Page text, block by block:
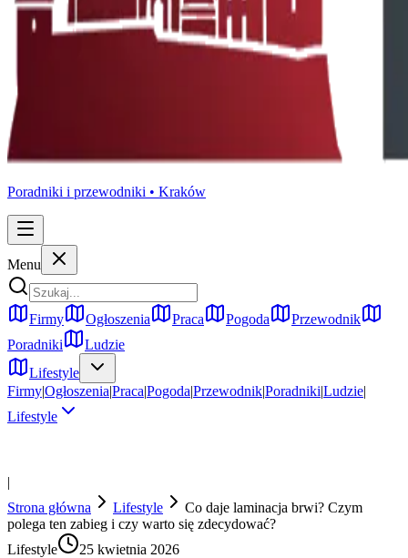
Poradniki i przewodniki • Kraków
Menu
Firmy Ogłoszenia Praca Pogoda
Przewodnik
Poradniki
Ludzie
Lifestyle
Firmy|Ogłoszenia|Praca|Pogoda|Przewodnik|Poradniki|Ludzie|
Lifestyle
|
Strona główna
Lifestyle
Co daje laminacja brwi? Czym
polega ten zabieg i czy warto się zdecydować?
Lifestyle
25 kwietnia 2026